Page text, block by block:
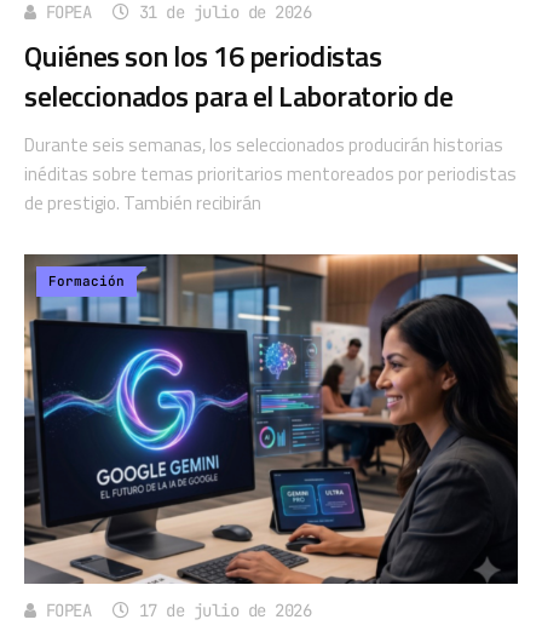
FOPEA 31 de julio de 2026
Quiénes son los 16 periodistas
seleccionados para el Laboratorio de
Durante seis semanas, los seleccionados producirán historias
inéditas sobre temas prioritarios mentoreados por periodistas
de prestigio. También recibirán
Formación
FOPEA 17 de julio de 2026